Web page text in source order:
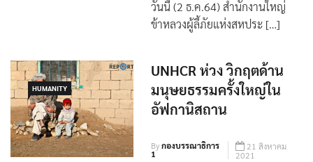
วันนี้ (2 ธ.ค.64) สำนักงานใหญ่
ข้าหลวงผู้ลี้ภัยแห่งสหประ […]
HUMANITY
UNHCR ห่วง วิกฤตด้าน
มนุษยธรรมครั้งใหญ่ใน
อัฟกานิสถาน
Byกองบรรณาธิการ
1
21 สิงหาคม
2021